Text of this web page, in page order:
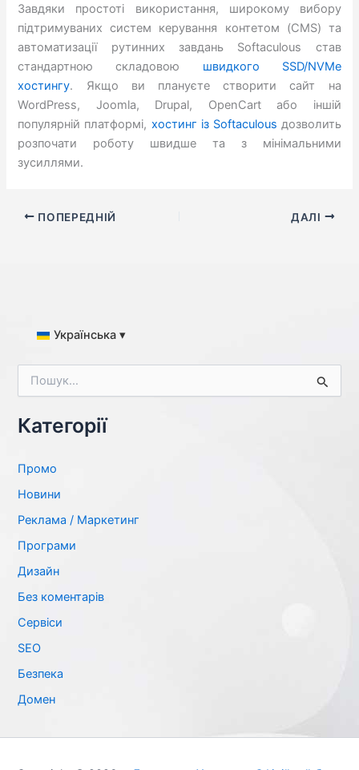
Завдяки простоті використання, широкому вибору
підтримуваних систем керування контетом (CMS) та
автоматизації рутинних завдань Softaculous став
стандартною складовою швидкого SSD/NVMe
хостингу. Якщо ви плануєте створити сайт на
WordPress, Joomla, Drupal, OpenCart або іншій
популярній платформі, хостинг із Softaculous дозволить
розпочати роботу швидше та з мінімальними
зусиллями.
ПОПЕРЕДНІЙ ДАЛІ
Українська ▾
а
т
:
Категорії
Промо
Новини
Реклама / Маркетинг
Програми
Дизайн
Без коментарів
Сервіси
SЕО
Безпека
Домен